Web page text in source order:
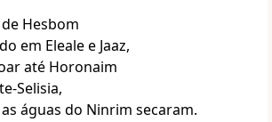
Hesbom
em Eleale e Jaaz,
até Horonaim
Selisia,
águas do Ninrim secaram.